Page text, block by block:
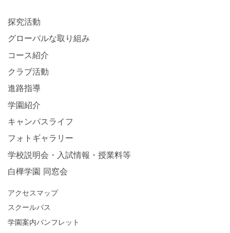
探究活動
グローバルな取り組み
コース紹介
クラブ活動
進路指導
学園紹介
キャンパスライフ
フォトギャラリー
学校説明会・入試情報・授業料等
白樺学園 同窓会
アクセスマップ
スクールバス
学園案内パンフレット